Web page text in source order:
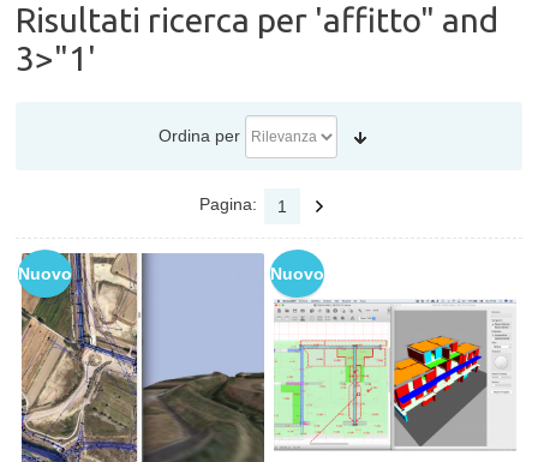
Risultati ricerca per 'affitto" and
3>"1'
Ordina per
Pagina: 1
Nuovo Nuovo